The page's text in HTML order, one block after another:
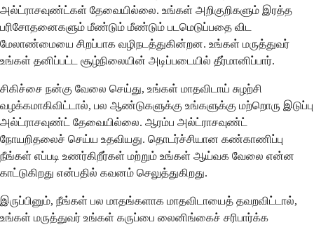
அல்ட்ராசவுண்ட்கள் தேவையில்லை. உங்கள் அறிகுறிகளும் இரத்த
பரிசோதனைகளும் மீண்டும் மீண்டும் படமெடுப்பதை விட
மேலாண்மையை சிறப்பாக வழிநடத்துகின்றன. உங்கள் மருத்துவர்
உங்கள் தனிப்பட்ட சூழ்நிலையின் அடிப்படையில் தீர்மானிப்பார்.
சிகிச்சை நன்கு வேலை செய்து, உங்கள் மாதவிடாய் சுழற்சி
வழக்கமாகிவிட்டால், பல ஆண்டுகளுக்கு உங்களுக்கு மற்றொரு இடுப்பு
அல்ட்ராசவுண்ட் தேவையில்லை. ஆரம்ப அல்ட்ராசவுண்ட்
நோயறிதலைச் செய்ய உதவியது. தொடர்ச்சியான கண்காணிப்பு
நீங்கள் எப்படி உணர்கிறீர்கள் மற்றும் உங்கள் ஆய்வக வேலை என்ன
காட்டுகிறது என்பதில் கவனம் செலுத்துகிறது.
இருப்பினும், நீங்கள் பல மாதங்களாக மாதவிடாயைத் தவறவிட்டால்,
உங்கள் மருத்துவர் உங்கள் கருப்பை லைனிங்கைச் சரிபார்க்க